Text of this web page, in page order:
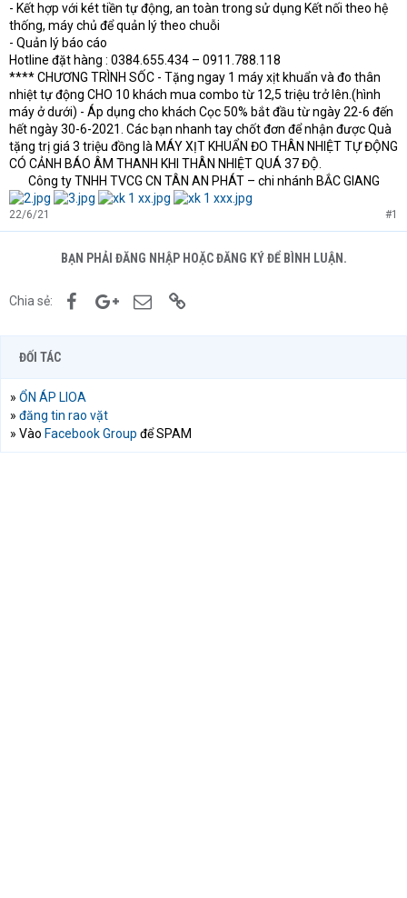
- Kết hợp với két tiền tự động, an toàn trong sử dụng Kết nối theo hệ
thống, máy chủ để quản lý theo chuỗi
- Quản lý báo cáo
Hotline đặt hàng : 0384.655.434 – 0911.788.118
**** CHƯƠNG TRÌNH SỐC - Tặng ngay 1 máy xịt khuẩn và đo thân
nhiệt tự động CHO 10 khách mua combo từ 12,5 triệu trở lên.(hình
máy ở dưới) - Áp dụng cho khách Cọc 50% bắt đầu từ ngày 22-6 đến
hết ngày 30-6-2021. Các bạn nhanh tay chốt đơn để nhận được Quà
tặng trị giá 3 triệu đồng là MÁY XỊT KHUẨN ĐO THÂN NHIỆT TỰ ĐỘNG
CÓ CẢNH BÁO ÂM THANH KHI THÂN NHIỆT QUÁ 37 ĐỘ.
Công ty TNHH TVCG CN TÂN AN PHÁT – chi nhánh BẮC GIANG​
22/6/21 #1
BẠN PHẢI ĐĂNG NHẬP HOẶC ĐĂNG KÝ ĐỂ BÌNH LUẬN.
Chia sẻ: FacebookGoogle+Email
ĐỐI TÁC
» ỔN ÁP LIOA
» đăng tin rao vặt
» Vào Facebook Group để SPAM